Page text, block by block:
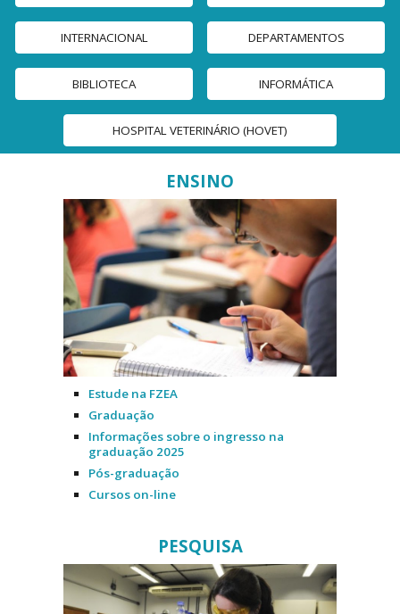
INTERNACIONAL DEPARTAMENTOS
BIBLIOTECA INFORMÁTICA
HOSPITAL VETERINÁRIO (HOVET)
ENSINO
Estude na FZEA
Graduação
Informações sobre o ingresso na
graduação 2025
Pós-graduação
Cursos on-line
PESQUISA